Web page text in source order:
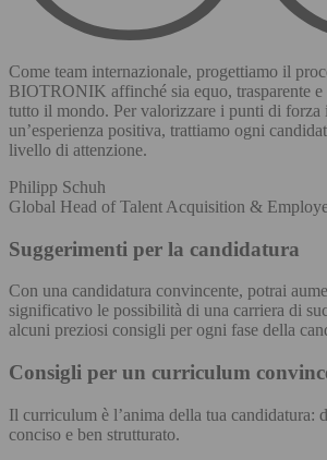
Come team internazionale, progettiamo il
BIOTRONIK affinché sia equo, trasparente
tutto il mondo. Per valorizzare i punti di forza
un’esperienza positiva, trattiamo ogni
livello di attenzione.
Philipp Schuh
Global Head of Talent Acquisition &
Suggerimenti per la candidatura
Con una candidatura convincente, potrai
significativo le possibilità di una carriera di
alcuni preziosi consigli per ogni fase della
Consigli per un curriculum
Il curriculum è l’anima della tua candidatura:
conciso e ben strutturato.